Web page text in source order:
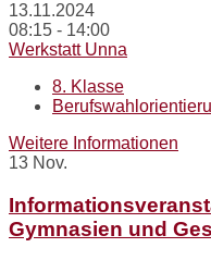
13.11.2024
08:15 - 14:00
Werkstatt Unna
8. Klasse
Weitere Informationen
13 Nov.
Gymnasien und